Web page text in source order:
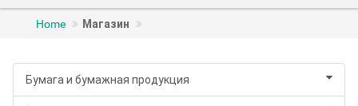
Home Магазин
Бумага и бумажная продукция